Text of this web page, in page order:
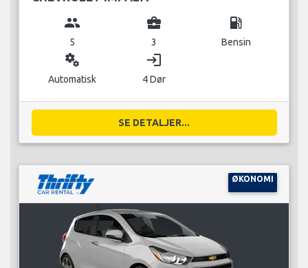
group
5
business_center
3
local_gas_station
Bensin
miscellaneous_services
Automatisk
login
4 Dør
SE DETALJER...
ØKONOMI